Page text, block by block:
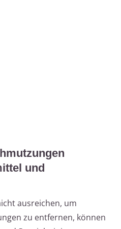
und
ausreichen, um
zu entfernen, können